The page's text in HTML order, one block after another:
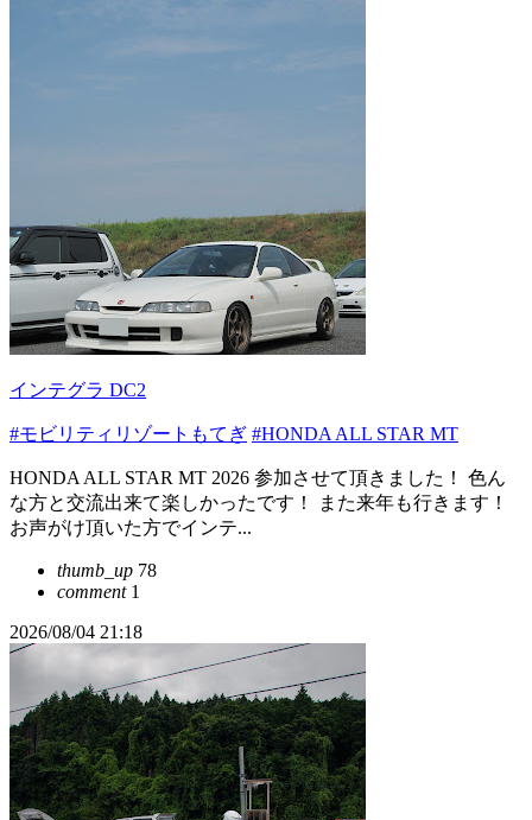
インテグラ DC2
#モビリティリゾートもてぎ #HONDA ALL STAR MT
HONDA ALL STAR MT 2026 参加させて頂きました！ 色ん
な方と交流出来て楽しかったです！ また来年も行きます！
お声がけ頂いた方でインテ...
thumb_up 78
comment1
2026/08/04 21:18